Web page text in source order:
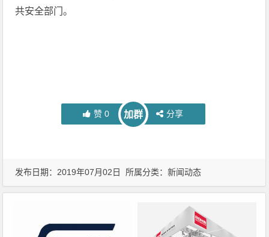
共安全部门。
赞 0 加群 分享
发布日期：2019年07月02日 所属分类：新闻动态